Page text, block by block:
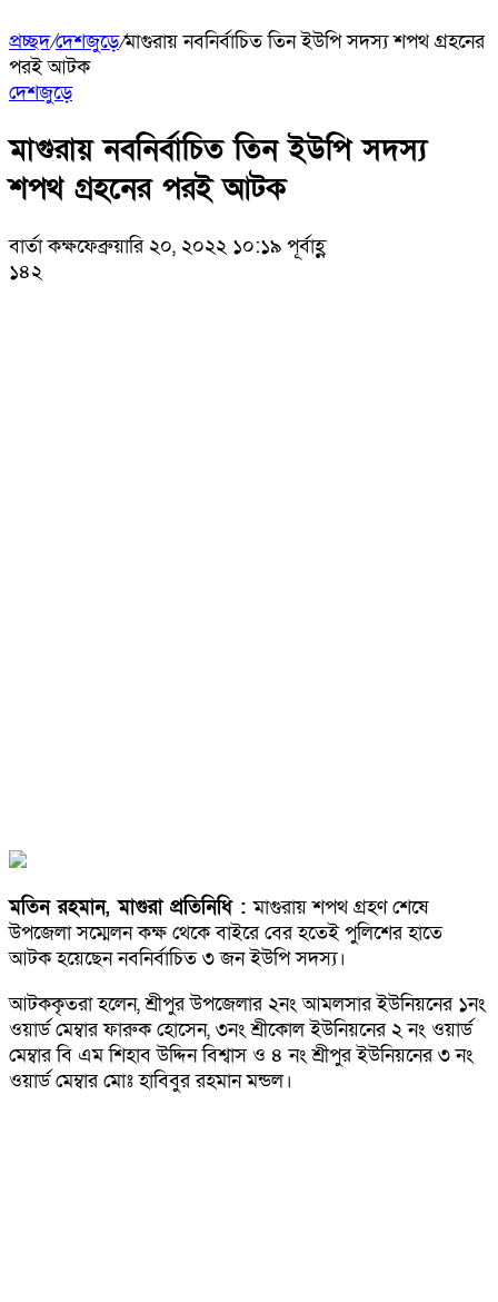
প্রচ্ছদ/দেশজুড়ে/মাগুরায় নবনির্বাচিত তিন ইউপি সদস্য শপথ গ্রহনের
পরই আটক
দেশজুড়ে
মাগুরায় নবনির্বাচিত তিন ইউপি সদস্য
শপথ গ্রহনের পরই আটক
বার্তা কক্ষফেব্রুয়ারি ২০, ২০২২ ১০:১৯ পূর্বাহ্ণ
১৪২
মতিন রহমান, মাগুরা প্রতিনিধি :মাগুরায় শপথ গ্রহণ শেষে
উপজেলা সম্মেলন কক্ষ থেকে বাইরে বের হতেই পুলিশের হাতে
আটক হয়েছেন নবনির্বাচিত ৩ জন ইউপি সদস্য।
আটককৃতরা হলেন, শ্রীপুর উপজেলার ২নং আমলসার ইউনিয়নের ১নং
ওয়ার্ড মেম্বার ফারুক হোসেন, ৩নং শ্রীকোল ইউনিয়নের ২ নং ওয়ার্ড
মেম্বার বি এম শিহাব উদ্দিন বিশ্বাস ও ৪ নং শ্রীপুর ইউনিয়নের ৩ নং
ওয়ার্ড মেম্বার মোঃ হাবিবুর রহমান মন্ডল।